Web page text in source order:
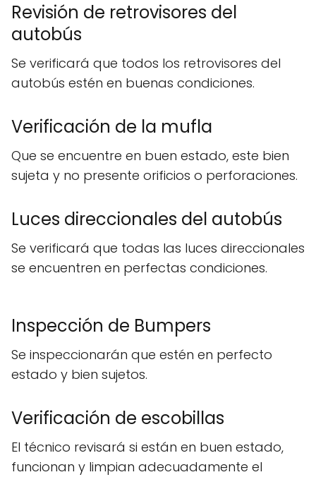
Revisión de retrovisores del
autobús
Se verificará que todos los retrovisores del
autobús estén en buenas condiciones.
Verificación de la mufla
Que se encuentre en buen estado, este bien
sujeta y no presente orificios o perforaciones.
Luces direccionales del autobús
Se verificará que todas las luces direccionales
se encuentren en perfectas condiciones.
Inspección de Bumpers
Se inspeccionarán que estén en perfecto
estado y bien sujetos.
Verificación de escobillas
El técnico revisará si están en buen estado,
funcionan y limpian adecuadamente el